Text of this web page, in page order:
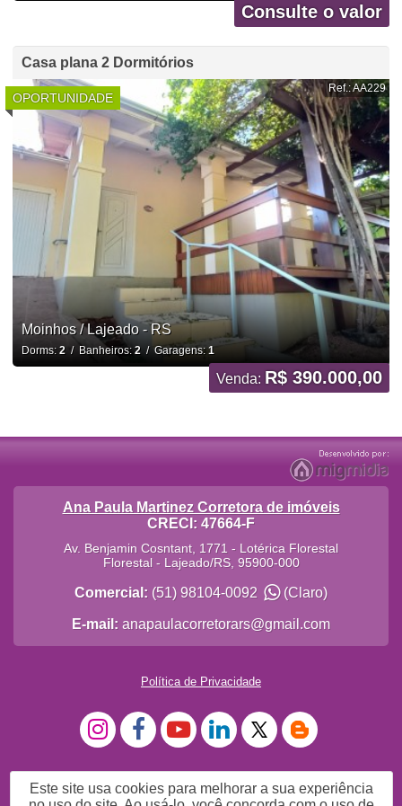
Consulte o valor
Casa plana 2 Dormitórios
OPORTUNIDADE
Ref.: AA229
Moinhos / Lajeado - RS
Dorms: 2/ Banheiros: 2/ Garagens:1
Venda: R$ 390.000,00
Ana Paula Martinez Corretora de imóveis
CRECI: 47664-F
Av. Benjamin Cosntant, 1771 - Lotérica Florestal
Florestal- Lajeado/RS, 95900-000
Comercial: (51) 98104-0092 (Claro)
E-mail: anapaulacorretorars@gmail.com
Política de Privacidade
Este site usa cookies para melhorar a sua experiência